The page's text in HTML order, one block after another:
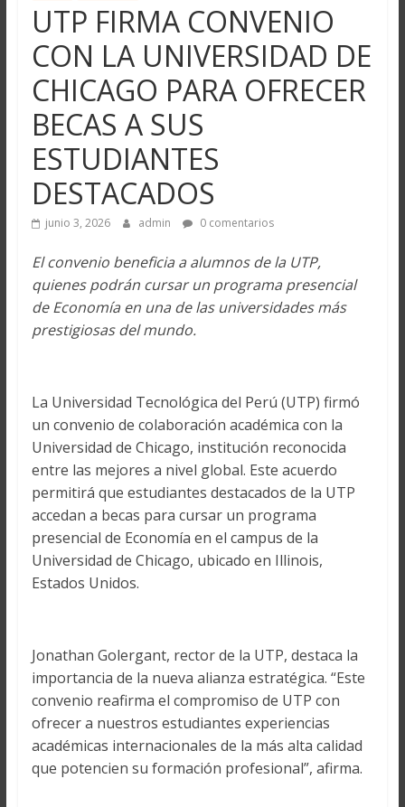
UTP FIRMA CONVENIO
CON LA UNIVERSIDAD DE
CHICAGO PARA OFRECER
BECAS A SUS
ESTUDIANTES
DESTACADOS
junio 3, 2026 admin 0 comentarios
El convenio beneficia a alumnos de la UTP,
quienes podrán cursar un programa presencial
de Economía en una de las universidades más
prestigiosas del mundo.
La Universidad Tecnológica del Perú (UTP) firmó
un convenio de colaboración académica con la
Universidad de Chicago, institución reconocida
entre las mejores a nivel global. Este acuerdo
permitirá que estudiantes destacados de la UTP
accedan a becas para cursar un programa
presencial de Economía en el campus de la
Universidad de Chicago, ubicado en Illinois,
Estados Unidos.
Jonathan Golergant, rector de la UTP, destaca la
importancia de la nueva alianza estratégica. “Este
convenio reafirma el compromiso de UTP con
ofrecer a nuestros estudiantes experiencias
académicas internacionales de la más alta calidad
que potencien su formación profesional”, afirma.